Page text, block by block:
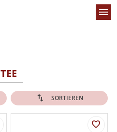
menu
TEE
SORTIEREN